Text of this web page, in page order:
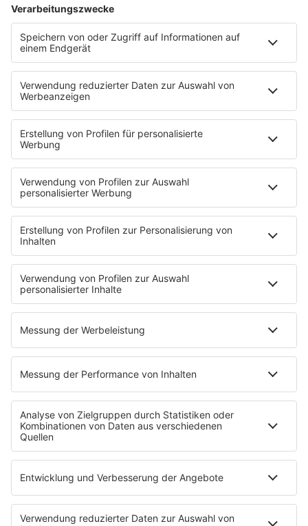
04.08.2026
Oasis-Doku kommt am 9. September in
die Kinos
mehr lesen
Sendeplan
Rob Green Morning
Robs MIX UP
Radios
90s90s RADIO
90s90s DANCE RADIO
Boygroups
Britpop
Clubhits